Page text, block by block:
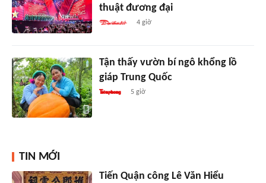
thuật đương đại
4 giờ
Tận thấy vườn bí ngô khổng lồ
giáp Trung Quốc
5 giờ
TIN MỚI
Tiến Quận công Lê Văn Hiểu